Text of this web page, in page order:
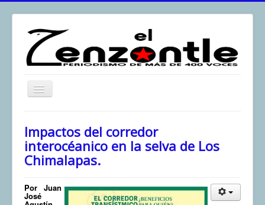
Toggle
El Zenzontle
Resistencia
Multimedia
Impactos del corredor
interocéanico en la selva de Los
Chimalapas.
Por Juan
José